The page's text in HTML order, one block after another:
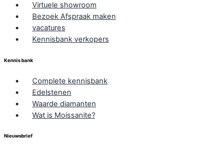
Virtuele showroom
Bezoek Afspraak maken
vacatures
Kennisbank verkopers
Kennis bank
Complete kennisbank
Edelstenen
Waarde diamanten
Wat is Moissanite?
Nieuwsbrief